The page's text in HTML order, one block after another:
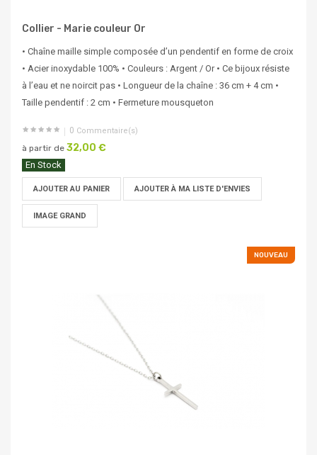
Collier - Marie couleur Or
• Chaîne maille simple composée d’un pendentif en forme de croix
• Acier inoxydable 100% • Couleurs : Argent / Or • Ce bijoux résiste
à l’eau et ne noircit pas • Longueur de la chaîne : 36 cm + 4 cm •
Taille pendentif : 2 cm • Fermeture mousqueton
0 Commentaire(s)
à partir de 32,00 €
En Stock
AJOUTER AU PANIER AJOUTER À MA LISTE D'ENVIES
IMAGE GRAND
NOUVEAU